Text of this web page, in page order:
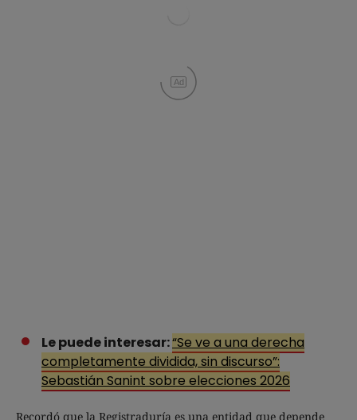
Ad
Le puede interesar:“Se ve a una derecha
completamente dividida, sin discurso”:
Sebastián Sanint sobre elecciones 2026
Recordó que la Registraduría es una entidad que depende